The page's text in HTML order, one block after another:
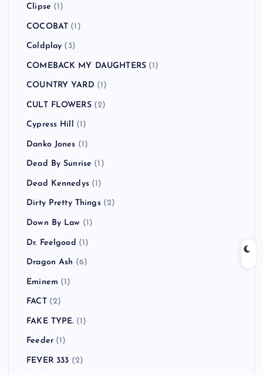
Clipse (1)
COCOBAT (1)
Coldplay (3)
COMEBACK MY DAUGHTERS (1)
COUNTRY YARD (1)
CULT FLOWERS(2)
Cypress Hill (1)
Danko Jones (1)
Dead By Sunrise (1)
Dead Kennedys(1)
Dirty Pretty Things(2)
Down By Law (1)
Dr. Feelgood (1)
Dragon Ash (6)
Eminem (1)
FACT(2)
FAKE TYPE. (1)
Feeder(1)
FEVER 333 (2)